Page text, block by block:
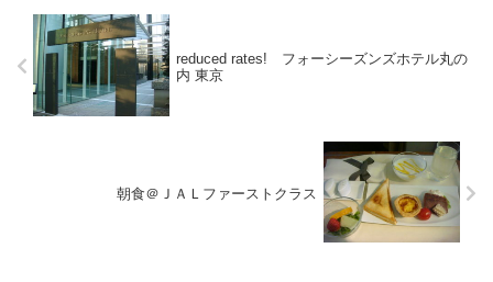
reduced rates! フォーシーズンズホテル丸の
内 東京
朝食＠ＪＡＬファーストクラス